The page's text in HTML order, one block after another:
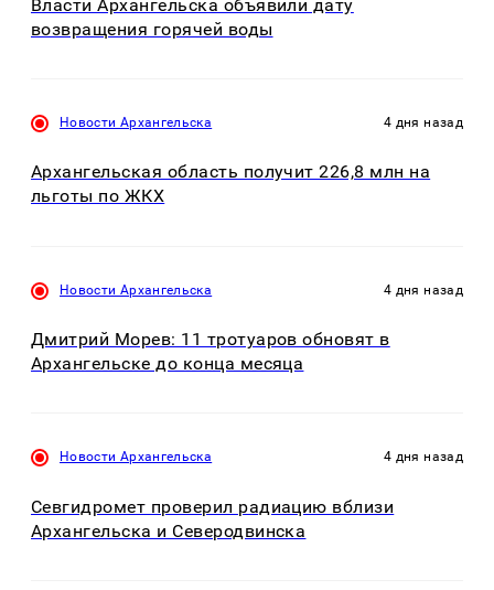
Власти Архангельска объявили дату
возвращения горячей воды
Новости Архангельска 4 дня назад
Архангельская область получит 226,8 млн на
льготы по ЖКХ
Новости Архангельска 4 дня назад
Дмитрий Морев: 11 тротуаров обновят в
Архангельске до конца месяца
Новости Архангельска 4 дня назад
Севгидромет проверил радиацию вблизи
Архангельска и Северодвинска